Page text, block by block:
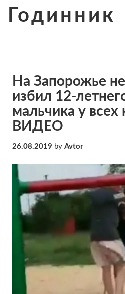
Годинник
На Запорожье
избил 12-
мальчика у всех
ВИДЕО
26.08.2019 by Avtor